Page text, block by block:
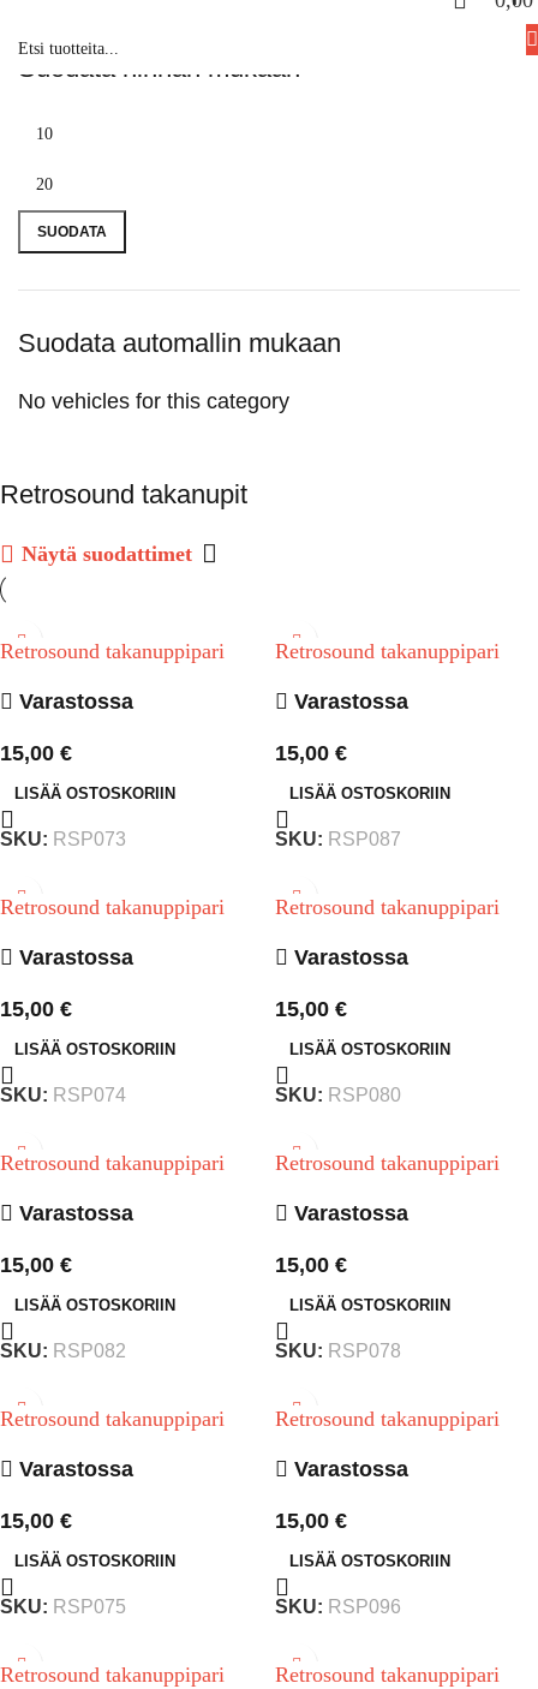
Suodata hinnan mukaan
SUODATA
Suodata automallin mukaan
No vehicles for this category
Retrosound takanupit
Näytä suodattimet
Retrosound takanuppipari
Varastossa
15,00 €
LISÄÄ OSTOSKORIIN
SKU: RSP073
Retrosound takanuppipari
Varastossa
15,00 €
LISÄÄ OSTOSKORIIN
SKU: RSP087
Retrosound takanuppipari
Varastossa
15,00 €
LISÄÄ OSTOSKORIIN
SKU: RSP074
Retrosound takanuppipari
Varastossa
15,00 €
LISÄÄ OSTOSKORIIN
SKU: RSP080
Retrosound takanuppipari
Varastossa
15,00 €
LISÄÄ OSTOSKORIIN
SKU: RSP082
Retrosound takanuppipari
Varastossa
15,00 €
LISÄÄ OSTOSKORIIN
SKU: RSP078
Retrosound takanuppipari
Varastossa
15,00 €
LISÄÄ OSTOSKORIIN
SKU: RSP075
Retrosound takanuppipari
Varastossa
15,00 €
LISÄÄ OSTOSKORIIN
SKU: RSP096
Retrosound takanuppipari Retrosound takanuppipari